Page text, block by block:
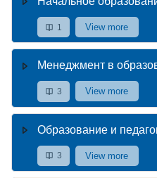
1 View more
Менеджмент в
3 View more
Образование и
3 View more